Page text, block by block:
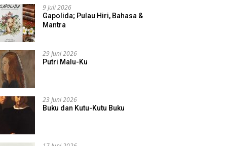
9 Juli 2026
Gapolida; Pulau Hiri, Bahasa &
Mantra
29 Juni 2026
Putri Malu-Ku
23 Juni 2026
Buku dan Kutu-Kutu Buku